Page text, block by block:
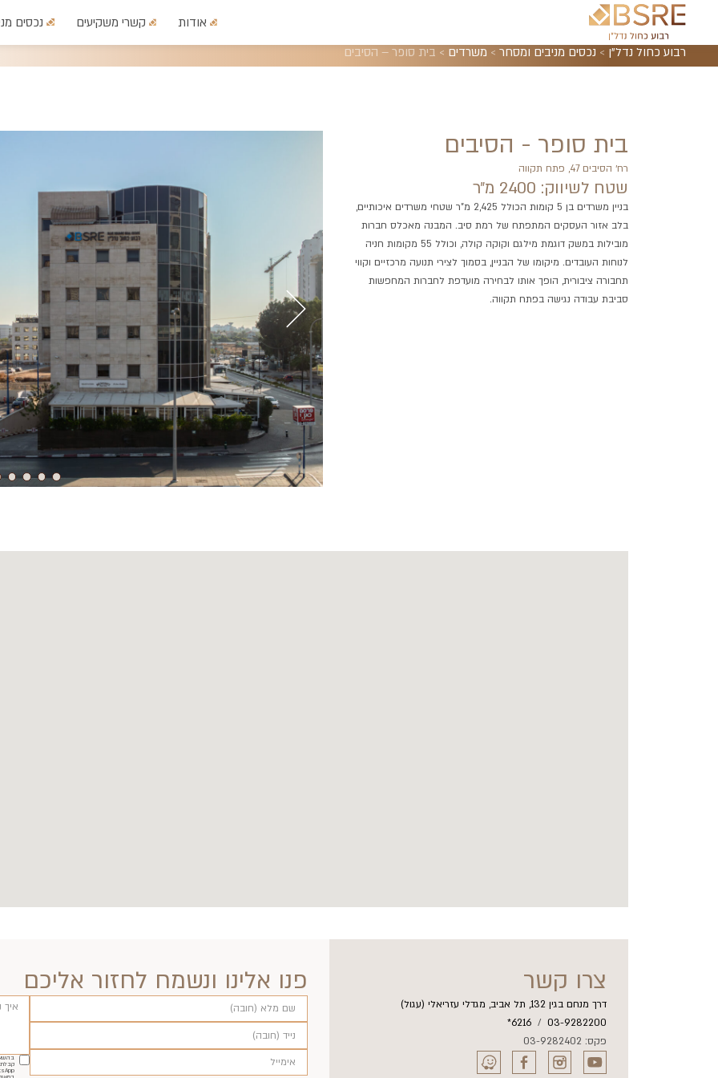
אודות קשרי משקיעים
נכסים
רבוע כחול נדל"ן > נכסים מניבים ומסחר > משרדים > בית סופר – הסיבים
בית סופר - הסיבים
רח׳ הסיבים 47, פתח תקווה
שטח לשיווק: 2400 מ״ר
בניין משרדים בן 5 קומות הכולל 2,425 מ"ר שטחי משרדים איכותיים,
בלב אזור העסקים המתפתח של רמת סיב. המבנה מאכלס חברות
מובילות במשק דוגמת מילגם וקוקה קולה, וכולל 55 מקומות חניה
לנוחות העובדים. מיקומו של הבניין, בסמוך לצירי תנועה מרכזיים וקווי
תחבורה ציבורית, הופך אותו לבחירה מועדפת לחברות המחפשות
סביבת עבודה נגישה בפתח תקווה.
צרו קשר
דרך מנחם בגין 132, תל אביב, מגדלי עזריאלי (עגול)
03-9282200
/
6216*
פקס: 03-9282402
פנו אלינו ונשמח לחזור אליכם
קבלת